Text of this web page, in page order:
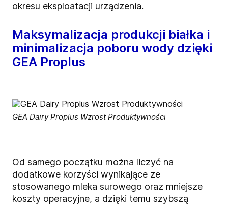
okresu eksploatacji urządzenia.
Maksymalizacja produkcji białka i
minimalizacja poboru wody dzięki
GEA Proplus
GEA Dairy Proplus Wzrost Produktywności
Od samego początku można liczyć na
dodatkowe korzyści wynikające ze
stosowanego mleka surowego oraz mniejsze
koszty operacyjne, a dzięki temu szybszą